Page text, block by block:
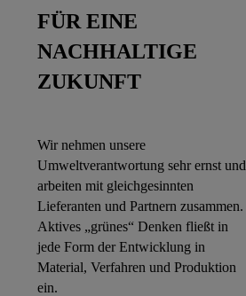
FÜR EINE
NACHHALTIGE
ZUKUNFT
Wir nehmen unsere
Umweltverantwortung sehr ernst und
arbeiten mit gleichgesinnten
Lieferanten und Partnern zusammen.
Aktives „grünes“ Denken fließt in
jede Form der Entwicklung in
Material, Verfahren und Produktion
ein.